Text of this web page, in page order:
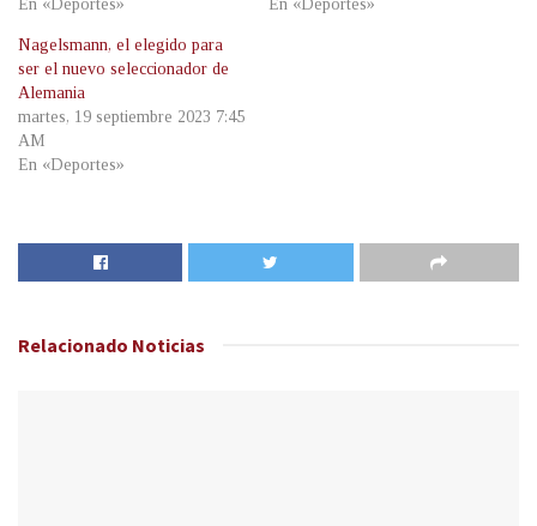
En «Deportes» En «Deportes»
Nagelsmann, el elegido para
ser el nuevo seleccionador de
Alemania
martes, 19 septiembre 2023 7:45
AM
En «Deportes»
Relacionado Noticias